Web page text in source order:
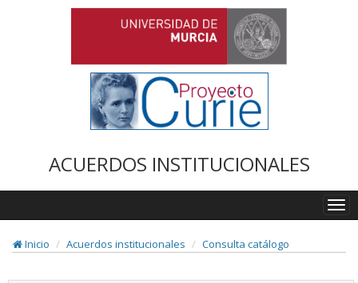
ACUERDOS INSTITUCIONALES
Inicio
Acuerdos institucionales Consulta catálogo